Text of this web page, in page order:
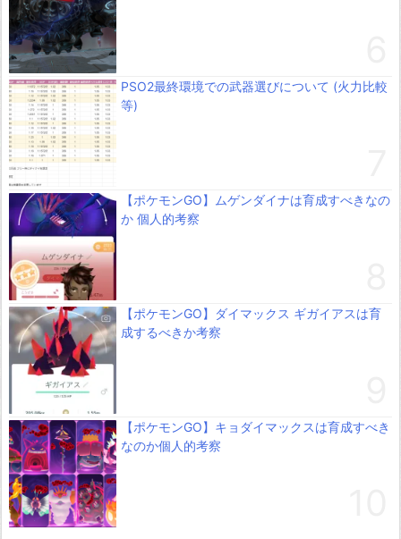
PSO2最終環境での武器選びについて (火力比較
等)
【ポケモンGO】ムゲンダイナは育成すべきなの
か 個人的考察
【ポケモンGO】ダイマックス ギガイアスは育
成するべきか考察
【ポケモンGO】キョダイマックスは育成すべき
なのか個人的考察